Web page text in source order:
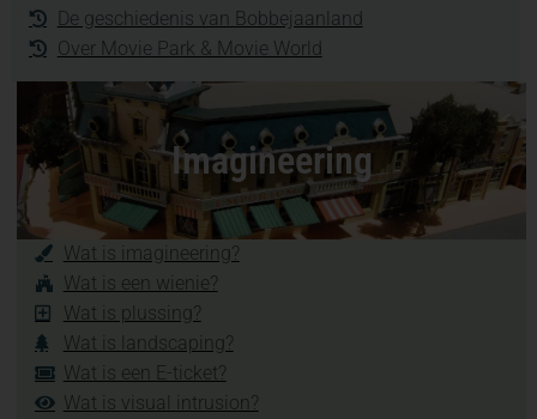
De geschiedenis van Bobbejaanland
Over Movie Park & Movie World
Imagineering
Wat is imagineering?
Wat is een wienie?
Wat is plussing?
Wat is landscaping?
Wat is een E-ticket?
Wat is visual intrusion?